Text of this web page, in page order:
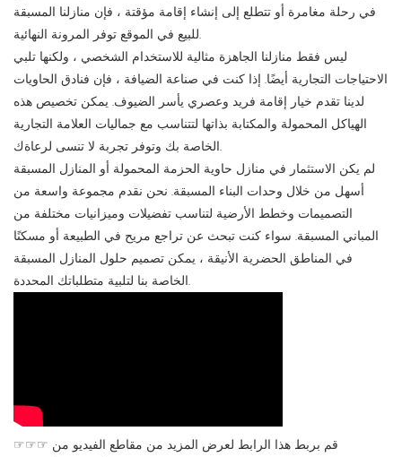
في رحلة مغامرة أو تتطلع إلى إنشاء إقامة مؤقتة ، فإن منازلنا المسبقة
للبيع في الموقع توفر المرونة النهائية.
ليس فقط منازلنا الجاهزة مثالية للاستخدام الشخصي ، ولكنها تلبي
الاحتياجات التجارية أيضًا. إذا كنت في صناعة الضيافة ، فإن فنادق الحاويات
لدينا تقدم خيار إقامة فريد وعصري يأسر الضيوف. يمكن تخصيص هذه
الهياكل المحمولة والمكتابة بذاتها لتتناسب مع جماليات العلامة التجارية
الخاصة بك وتوفر تجربة لا تنسى لرعاةك.
لم يكن الاستثمار في منازل حاوية الحزمة المحمولة أو المنازل المسبقة
أسهل من خلال وحدات البناء المسبقة. نحن نقدم مجموعة واسعة من
التصميمات وخطط الأرضية لتناسب تفضيلات وميزانيات مختلفة من
المباني المسبقة. سواء كنت تبحث عن تراجع مريح في الطبيعة أو مسكنًا
في المناطق الحضرية الأنيقة ، يمكن تصميم حلول المنازل المسبقة
الخاصة بنا لتلبية متطلباتك المحددة.
☞☞☞ قم بربط هذا الرابط لعرض المزيد من مقاطع الفيديو من